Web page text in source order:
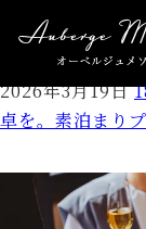
2026年3月19日
卓を。素泊まり